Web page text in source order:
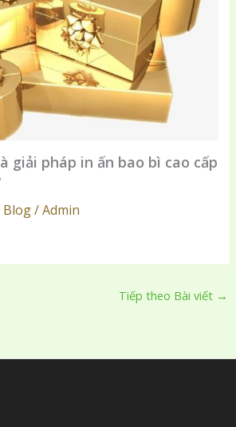
giải pháp in ấn bao bì cao cấp
/ Admin
Tiếp theo Bài viết →